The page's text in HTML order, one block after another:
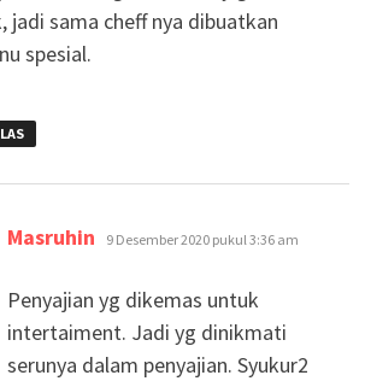
jadi sama cheff nya dibuatkan
spesial.
Masruhin berkata:
9 Desember 2020 pukul 3:36 am
Penyajian yg dikemas untuk
intertaiment. Jadi yg dinikmati
serunya dalam penyajian. Syukur2